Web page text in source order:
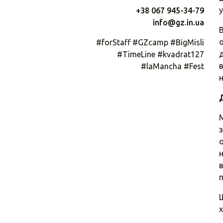
+38 067 945-34-79
info@gz.in.ua
#forStaff #GZcamp #BigMisli
#TimeLine #kvadrat127
#laMancha #Fest